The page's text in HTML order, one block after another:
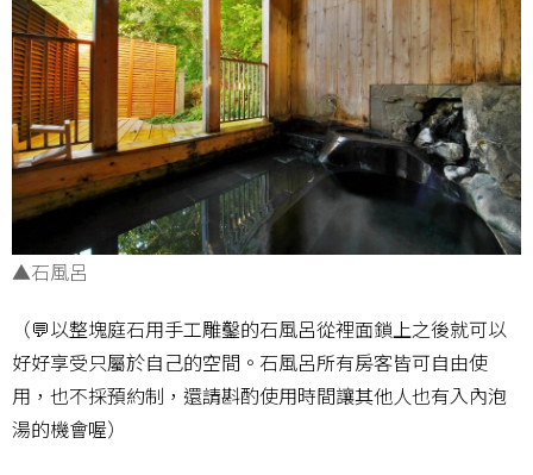
▲石風呂
（💬以整塊庭石用手工雕鑿的石風呂從裡面鎖上之後就可以
好好享受只屬於自己的空間。石風呂所有房客皆可自由使
用，也不採預約制，還請斟酌使用時間讓其他人也有入內泡
湯的機會喔）